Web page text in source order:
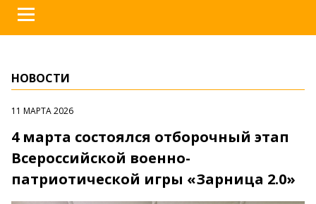
НОВОСТИ
11 МАРТА 2026
4 марта состоялся отборочный этап
Всероссийской военно-
патриотической игры «Зарница 2.0»